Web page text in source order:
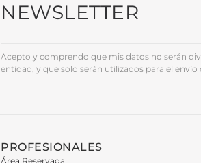
NEWSLETTER
Acepto y comprendo que mis datos no serán
entidad, y que solo serán utilizados para el
PROFESIONALES
Área Reservada